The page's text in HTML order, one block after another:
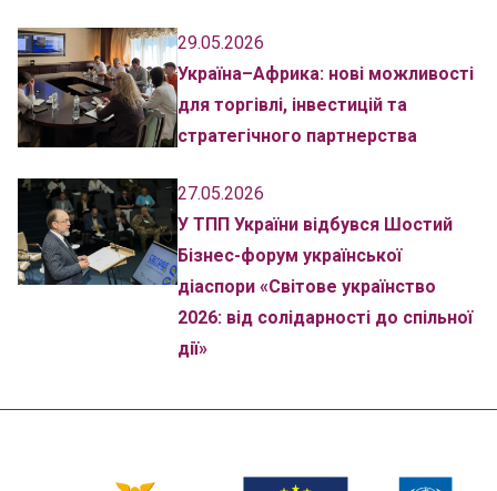
29.05.2026
Україна–Африка: нові можливості
для торгівлі, інвестицій та
стратегічного партнерства
27.05.2026
У ТПП України відбувся Шостий
Бізнес-форум української
діаспори «Світове українство
2026: від солідарності до спільної
дії»